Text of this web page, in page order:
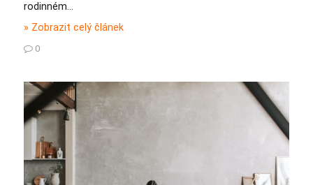
rodinném…
» Zobrazit celý článek
0